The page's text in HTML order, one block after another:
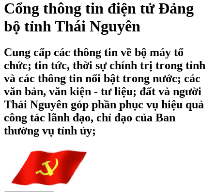
Cổng thông tin điện tử Đảng
bộ tỉnh Thái Nguyên
Cung cấp các thông tin về bộ máy tổ
chức; tin tức, thời sự chính trị trong tỉnh
và các thông tin nổi bật trong nước; các
văn bản, văn kiện - tư liệu; đất và người
Thái Nguyên góp phần phục vụ hiệu quả
công tác lãnh đạo, chỉ đạo của Ban
thường vụ tỉnh ủy;